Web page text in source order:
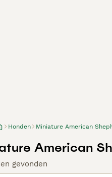
Honden Miniature American
American
gevonden